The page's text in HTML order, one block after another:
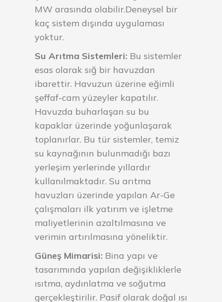
MW arasında olabilir.Deneysel bir
kaç sistem dışında uygulaması
yoktur.
Su Arıtma Sistemleri: Bu sistemler
esas olarak sığ bir havuzdan
ibarettir. Havuzun üzerine eğimli
şeffaf-cam yüzeyler kapatılır.
Havuzda buharlaşan su bu
kapaklar üzerinde yoğunlaşarak
toplanırlar. Bu tür sistemler, temiz
su kaynağının bulunmadığı bazı
yerleşim yerlerinde yıllardır
kullanılmaktadır. Su arıtma
havuzları üzerinde yapılan Ar-Ge
çalışmaları ilk yatırım ve işletme
maliyetlerinin azaltılmasına ve
verimin artırılmasına yöneliktir.
Güneş Mimarisi: Bina yapı ve
tasarımında yapılan değişikliklerle
ısıtma, aydınlatma ve soğutma
gerçekleştirilir. Pasif olarak doğal ısı